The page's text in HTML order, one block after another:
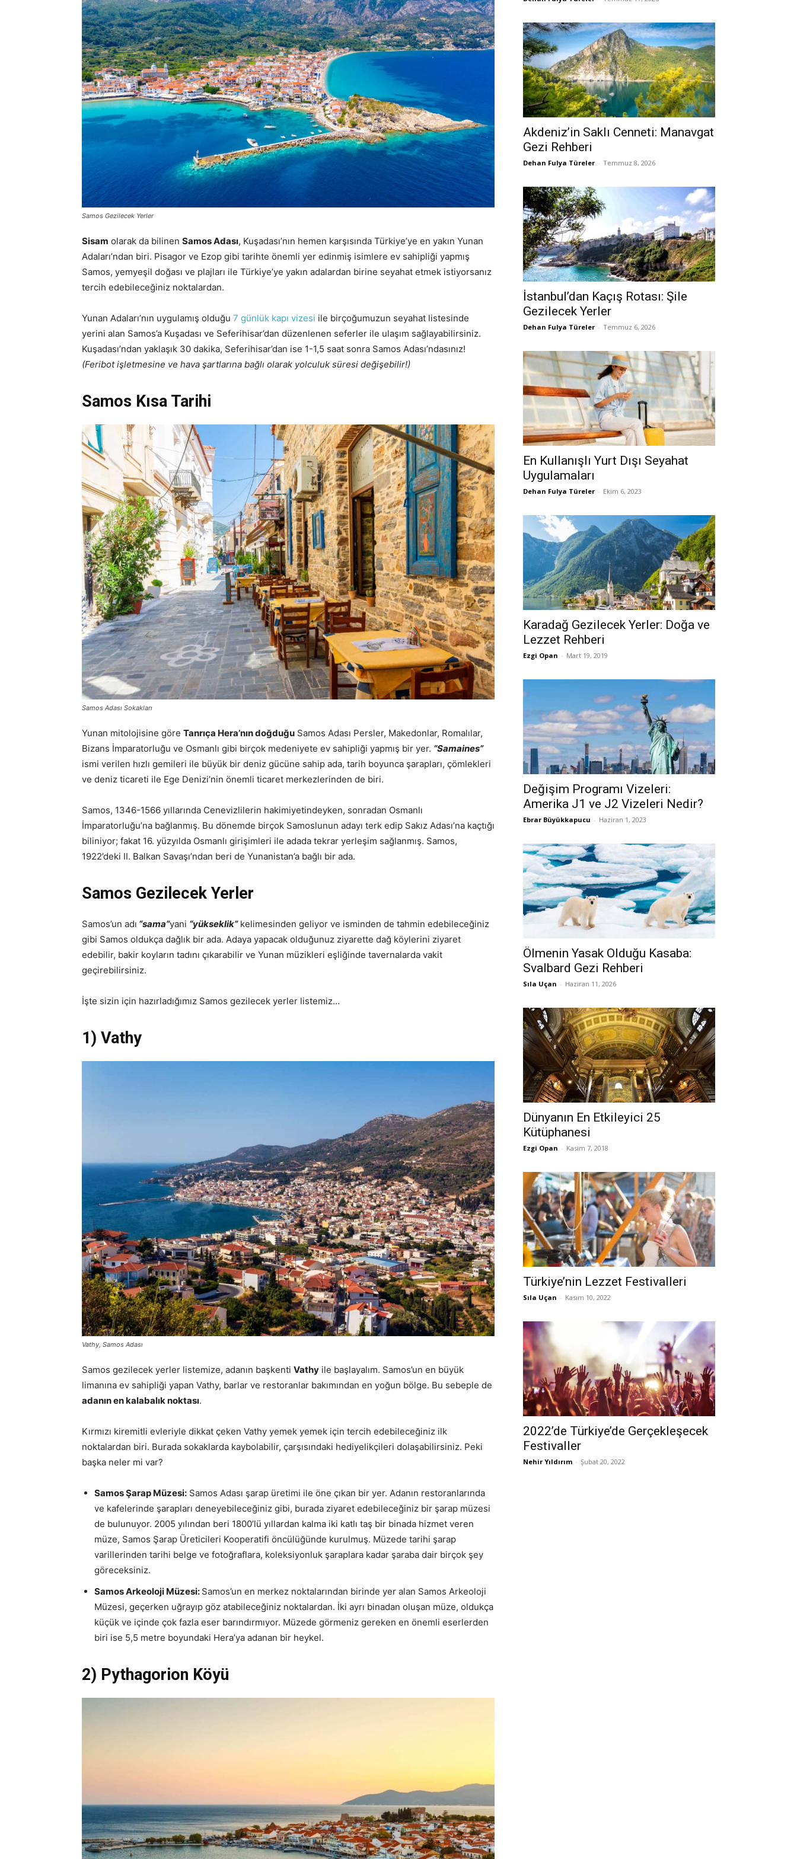
Samos Gezilecek Yerler
Sisam olarak da bilinen Samos Adası, Kuşadası’nın hemen karşısında Türkiye’ye en yakın Yunan
Adaları’ndan biri. Pisagor ve Ezop gibi tarihte önemli yer edinmiş isimlere ev sahipliği yapmış
Samos, yemyeşil doğası ve plajları ile Türkiye’ye yakın adalardan birine seyahat etmek istiyorsanız
tercih edebileceğiniz noktalardan.
Yunan Adaları’nın uygulamış olduğu 7 günlük kapı vizesi ile birçoğumuzun seyahat listesinde
yerini alan Samos’a Kuşadası ve Seferihisar’dan düzenlenen seferler ile ulaşım sağlayabilirsiniz.
Kuşadası’ndan yaklaşık 30 dakika, Seferihisar’dan ise 1-1,5 saat sonra Samos Adası’ndasınız!
(Feribot işletmesine ve hava şartlarına bağlı olarak yolculuk süresi değişebilir!)
Samos Kısa Tarihi
Samos Adası Sokakları
Yunan mitolojisine göre Tanrıça Hera’nın doğduğu Samos Adası Persler, Makedonlar, Romalılar,
Bizans İmparatorluğu ve Osmanlı gibi birçok medeniyete ev sahipliği yapmış bir yer. “Samaines”
ismi verilen hızlı gemileri ile büyük bir deniz gücüne sahip ada, tarih boyunca şarapları, çömlekleri
ve deniz ticareti ile Ege Denizi’nin önemli ticaret merkezlerinden de biri.
Samos, 1346-1566 yıllarında Cenevizlilerin hakimiyetindeyken, sonradan Osmanlı
İmparatorluğu’na bağlanmış. Bu dönemde birçok Samoslunun adayı terk edip Sakız Adası’na kaçtığı
biliniyor; fakat 16. yüzyılda Osmanlı girişimleri ile adada tekrar yerleşim sağlanmış. Samos,
1922’deki II. Balkan Savaşı’ndan beri de Yunanistan’a bağlı bir ada.
Samos Gezilecek Yerler
Samos’un adı “sama”yani “yükseklik”kelimesinden geliyor ve isminden de tahmin edebileceğiniz
gibi Samos oldukça dağlık bir ada. Adaya yapacak olduğunuz ziyarette dağ köylerini ziyaret
edebilir, bakir koyların tadını çıkarabilir ve Yunan müzikleri eşliğinde tavernalarda vakit
geçirebilirsiniz.
İşte sizin için hazırladığımız Samos gezilecek yerler listemiz…
1) Vathy
Vathy, Samos Adası
Samos gezilecek yerler listemize, adanın başkenti Vathy ile başlayalım. Samos’un en büyük
limanına ev sahipliği yapan Vathy, barlar ve restoranlar bakımından en yoğun bölge. Bu sebeple de
adanın en kalabalık noktası.
Kırmızı kiremitli evleriyle dikkat çeken Vathy yemek yemek için tercih edebileceğiniz ilk
noktalardan biri. Burada sokaklarda kaybolabilir, çarşısındaki hediyelikçileri dolaşabilirsiniz. Peki
başka neler mi var?
Samos Şarap Müzesi: Samos Adası şarap üretimi ile öne çıkan bir yer. Adanın restoranlarında
ve kafelerinde şarapları deneyebileceğiniz gibi, burada ziyaret edebileceğiniz bir şarap müzesi
de bulunuyor. 2005 yılından beri 1800’lü yıllardan kalma iki katlı taş bir binada hizmet veren
müze, Samos Şarap Üreticileri Kooperatifi öncülüğünde kurulmuş. Müzede tarihi şarap
varillerinden tarihi belge ve fotoğraflara, koleksiyonluk şaraplara kadar şaraba dair birçok şey
göreceksiniz.
Samos Arkeoloji Müzesi: Samos’un en merkez noktalarından birinde yer alan Samos Arkeoloji
Müzesi, geçerken uğrayıp göz atabileceğiniz noktalardan. İki ayrı binadan oluşan müze, oldukça
küçük ve içinde çok fazla eser barındırmıyor. Müzede görmeniz gereken en önemli eserlerden
biri ise 5,5 metre boyundaki Hera’ya adanan bir heykel.
2) Pythagorion Köyü
Akdeniz’in Saklı Cenneti: Manavgat
Gezi Rehberi
Dehan Fulya Türeler - Temmuz 8, 2026
İstanbul’dan Kaçış Rotası: Şile
Gezilecek Yerler
Dehan Fulya Türeler - Temmuz 6, 2026
En Kullanışlı Yurt Dışı Seyahat
Uygulamaları
Dehan Fulya Türeler - Ekim 6, 2023
Karadağ Gezilecek Yerler: Doğa ve
Lezzet Rehberi
Ezgi Opan - Mart 19, 2019
Değişim Programı Vizeleri:
Amerika J1 ve J2 Vizeleri Nedir?
Ebrar Büyükkapucu - Haziran 1, 2023
Ölmenin Yasak Olduğu Kasaba:
Svalbard Gezi Rehberi
Sıla Uçan - Haziran 11, 2026
Dünyanın En Etkileyici 25
Kütüphanesi
Ezgi Opan - Kasım 7, 2018
Türkiye’nin Lezzet Festivalleri
Sıla Uçan - Kasım 10, 2022
2022’de Türkiye’de Gerçekleşecek
Festivaller
Nehir Yıldırım - Şubat 20, 2022